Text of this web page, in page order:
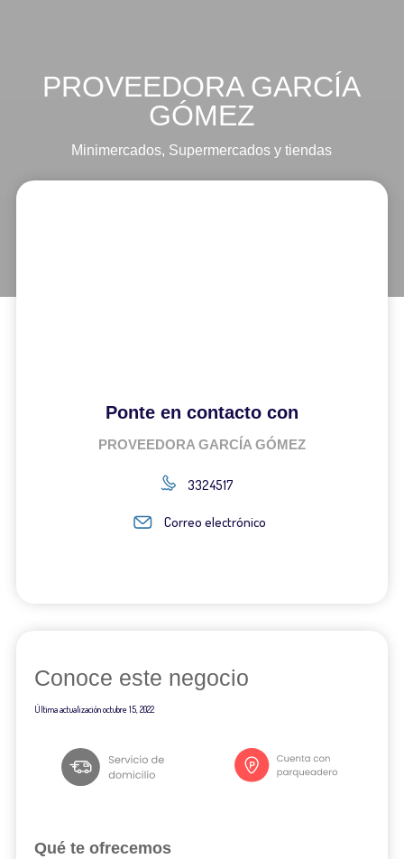
PROVEEDORA GARCÍA
GÓMEZ
Minimercados, Supermercados y tiendas
Ponte en contacto con
PROVEEDORA GARCÍA GÓMEZ
3324517
Correo electrónico
Conoce este negocio
Última actualizaciónoctubre 15, 2022
Qué te ofrecemos